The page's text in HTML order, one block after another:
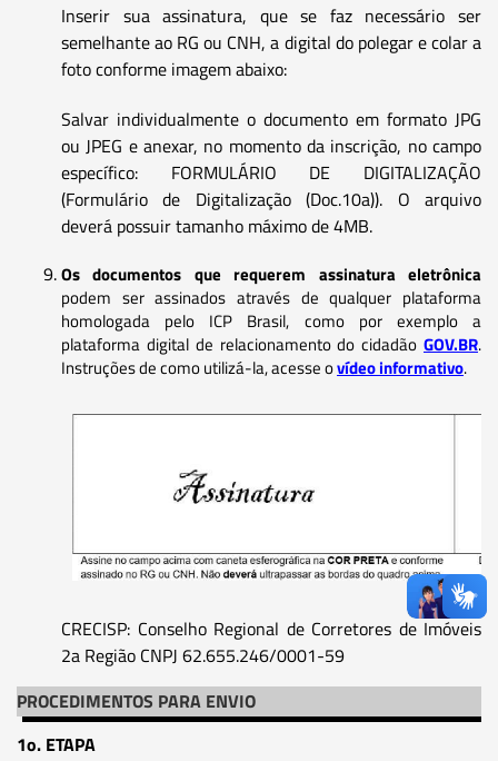
Inserir sua assinatura, que se faz necessário ser
semelhante ao RG ou CNH, a digital do polegar e colar a
foto conforme imagem abaixo:
Salvar individualmente o documento em formato JPG
ou JPEG e anexar, no momento da inscrição, no campo
específico: FORMULÁRIO DE DIGITALIZAÇÃO
(Formulário de Digitalização (Doc.10a)). O arquivo
deverá possuir tamanho máximo de 4MB.
Os documentos que requerem assinatura eletrônica
podem ser assinados através de qualquer plataforma
homologada pelo ICP Brasil, como por exemplo a
plataforma digital de relacionamento do cidadão GOV.BR.
Instruções de como utilizá-la, acesse ovídeo informativo.
CRECISP: Conselho Regional de Corretores de Imóveis
2a Região CNPJ 62.655.246/0001-59
PROCEDIMENTOS PARA ENVIO
1o. ETAPA